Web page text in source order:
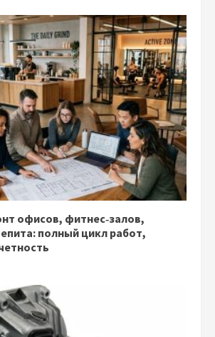
офисов, фитнес‑залов,
полный цикл работ,